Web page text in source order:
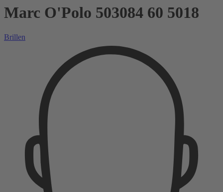
Marc O'Polo 503084 60 5018
Brillen